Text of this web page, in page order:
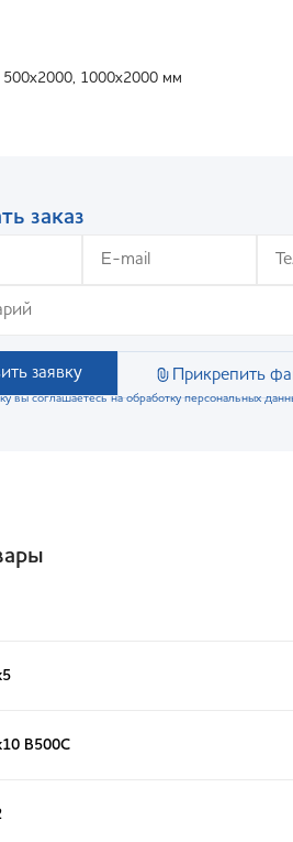
500х2000, 1000х2000 мм
заказ
заявку Прикрепить
вы соглашаетесь на обработку персональных
B500C